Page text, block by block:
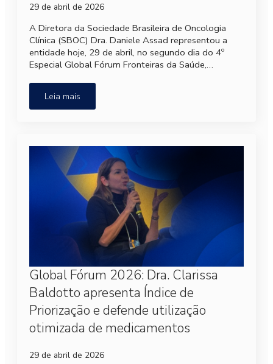
29 de abril de 2026
A Diretora da Sociedade Brasileira de Oncologia
Clínica (SBOC) Dra. Daniele Assad representou a
entidade hoje, 29 de abril, no segundo dia do 4º
Especial Global Fórum Fronteiras da Saúde,…
Leia mais
Global Fórum 2026: Dra. Clarissa
Baldotto apresenta Índice de
Priorização e defende utilização
otimizada de medicamentos
29 de abril de 2026